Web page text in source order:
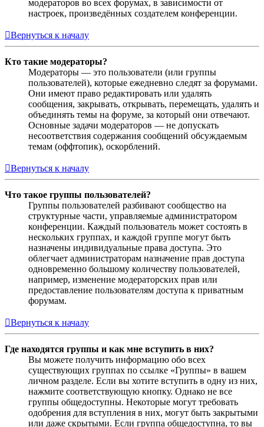
модераторов во всех форумах, в зависимости от
настроек, произведённых создателем конференции.
Вернуться к началу
Кто такие модераторы?
Модераторы — это пользователи (или группы
пользователей), которые ежедневно следят за форумами.
Они имеют право редактировать или удалять
сообщения, закрывать, открывать, перемещать, удалять и
объединять темы на форуме, за который они отвечают.
Основные задачи модераторов — не допускать
несоответствия содержания сообщений обсуждаемым
темам (оффтопик), оскорблений.
Вернуться к началу
Что такое группы пользователей?
Группы пользователей разбивают сообщество на
структурные части, управляемые администратором
конференции. Каждый пользователь может состоять в
нескольких группах, и каждой группе могут быть
назначены индивидуальные права доступа. Это
облегчает администраторам назначение прав доступа
одновременно большому количеству пользователей,
например, изменение модераторских прав или
предоставление пользователям доступа к приватным
форумам.
Вернуться к началу
Где находятся группы и как мне вступить в них?
Вы можете получить информацию обо всех
существующих группах по ссылке «Группы» в вашем
личном разделе. Если вы хотите вступить в одну из них,
нажмите соответствующую кнопку. Однако не все
группы общедоступны. Некоторые могут требовать
одобрения для вступления в них, могут быть закрытыми
или даже скрытыми. Если группа общедоступна, то вы